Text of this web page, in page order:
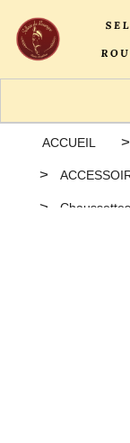
ACCUEIL
Chaussettes
PRINTEMPS/